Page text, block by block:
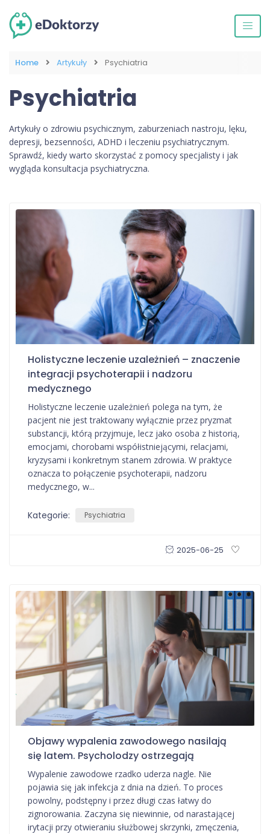
Home Artykuły Psychiatria
Psychiatria
Artykuły o zdrowiu psychicznym, zaburzeniach nastroju, lęku,
depresji, bezsenności, ADHD i leczeniu psychiatrycznym.
Sprawdź, kiedy warto skorzystać z pomocy specjalisty i jak
wygląda konsultacja psychiatryczna.
Holistyczne leczenie uzależnień – znaczenie
integracji psychoterapii i nadzoru
medycznego
Holistyczne leczenie uzależnień polega na tym, że
pacjent nie jest traktowany wyłącznie przez pryzmat
substancji, którą przyjmuje, lecz jako osoba z historią,
emocjami, chorobami współistniejącymi, relacjami,
kryzysami i konkretnym stanem zdrowia. W praktyce
oznacza to połączenie psychoterapii, nadzoru
medycznego, w...
Kategorie: Psychiatria
2025-06-25
Objawy wypalenia zawodowego nasilają
się latem. Psycholodzy ostrzegają
Wypalenie zawodowe rzadko uderza nagle. Nie
pojawia się jak infekcja z dnia na dzień. To proces
powolny, podstępny i przez długi czas łatwy do
zignorowania. Zaczyna się niewinnie, od narastającej
irytacji przy otwieraniu służbowej skrzynki, zmęczenia,